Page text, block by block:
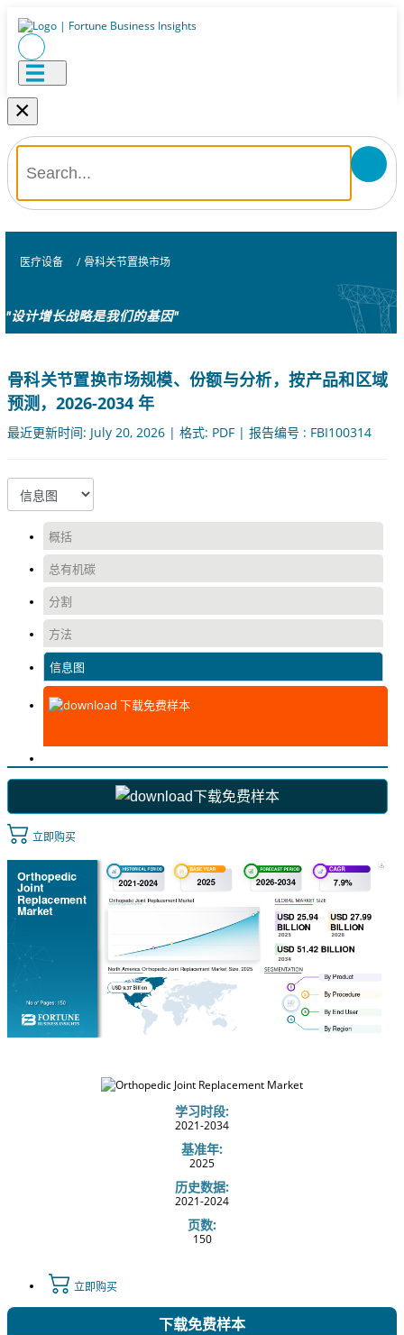
×
医疗设备 / 骨科关节置换市场
"设计增长战略是我们的基因"
骨科关节置换市场规模、份额与分析，按产品和区域
预测，2026-2034 年
最近更新时间: July 20, 2026 | 格式: PDF | 报告编号 : FBI100314
概括
总有机碳
分割
方法
信息图
下载免费样本
下载免费样本
立即购买
学习时段:
2021-2034
基准年:
2025
历史数据:
2021-2024
页数:
150
立即购买
下载免费样本